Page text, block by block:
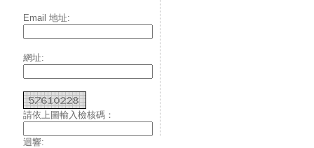
Email 地址:
網址:
請依上圖輸入檢核碼：
迴響: